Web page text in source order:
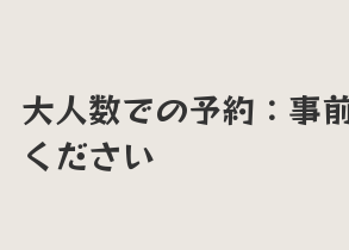
大人数での予約：事
ください